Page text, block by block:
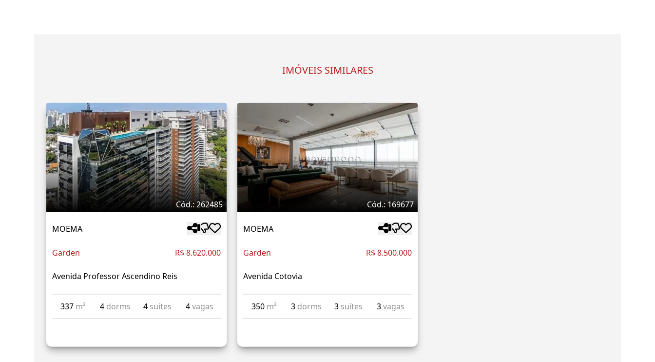
IMÓVEIS SIMILARES
Cód.: 262485
MOEMA
Garden R$ 8.620.000
Avenida Professor Ascendino Reis
337 m² 4 dorms 4 suítes 4vagas
Cód.: 169677
MOEMA
Garden R$ 8.500.000
Avenida Cotovia
350 m² 3 dorms 3 suítes 3vagas